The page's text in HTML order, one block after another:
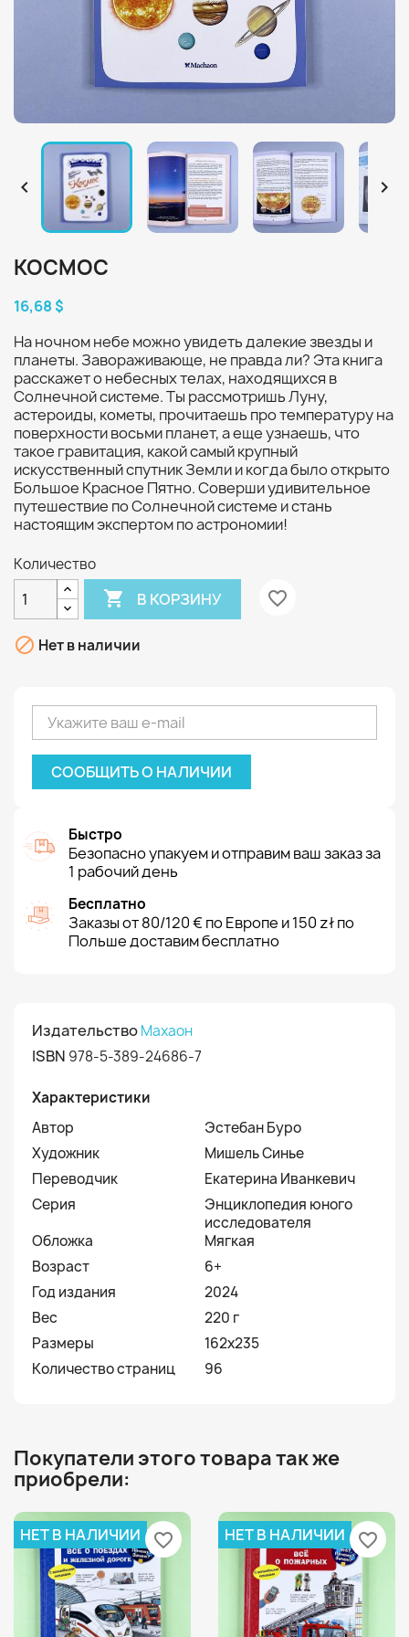
 
КОСМОС
16,68 $
На ночном небе можно увидеть далекие звезды и
планеты. Завораживающе, не правда ли? Эта книга
расскажет о небесных телах, находящихся в
Солнечной системе. Ты рассмотришь Луну,
астероиды, кометы, прочитаешь про температуру на
поверхности восьми планет, а еще узнаешь, что
такое гравитация, какой самый крупный
искусственный спутник Земли и когда было открыто
Большое Красное Пятно. Соверши удивительное
путешествие по Солнечной системе и стань
настоящим экспертом по астрономии!
Количество
 В КОРЗИНУ favorite_border
 Нет в наличии
СООБЩИТЬ О НАЛИЧИИ
Быстро
Безопасно упакуем и отправим ваш заказ за
1 рабочий день
Бесплатно
Заказы от 80/120 € по Европе и 150 zł по
Польше доставим бесплатно
ИздательствоМахаон
ISBN 978-5-389-24686-7
Характеристики
Автор
Эстебан Буро
Художник
Мишель Синье
Переводчик
Екатерина Иванкевич
Серия
Энциклопедия юного
исследователя
Обложка
Мягкая
Возраст
6+
Год издания
2024
Вес
220 г
Размеры
162х235
Количество страниц
96
Покупатели этого товара так же
приобрели:
НЕТ В НАЛИЧИИ favorite_border НЕТ В НАЛИЧИИ favorite_border